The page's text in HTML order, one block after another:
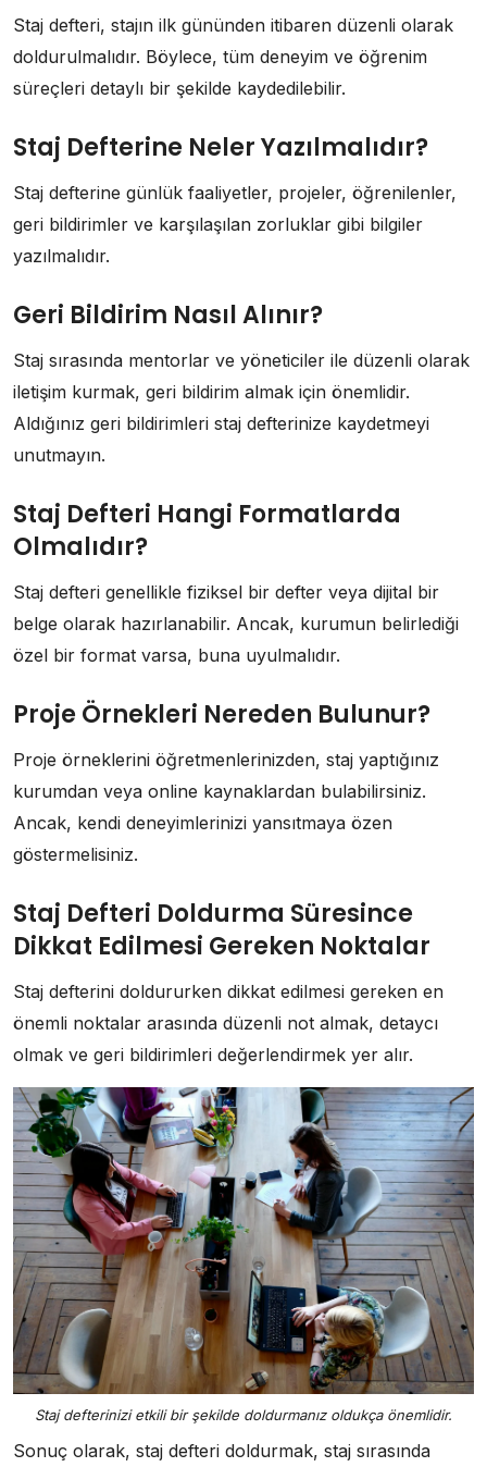
Staj defteri, stajın ilk gününden itibaren düzenli olarak
doldurulmalıdır. Böylece, tüm deneyim ve öğrenim
süreçleri detaylı bir şekilde kaydedilebilir.
Staj Defterine Neler Yazılmalıdır?
Staj defterine günlük faaliyetler, projeler, öğrenilenler,
geri bildirimler ve karşılaşılan zorluklar gibi bilgiler
yazılmalıdır.
Geri Bildirim Nasıl Alınır?
Staj sırasında mentorlar ve yöneticiler ile düzenli olarak
iletişim kurmak, geri bildirim almak için önemlidir.
Aldığınız geri bildirimleri staj defterinize kaydetmeyi
unutmayın.
Staj Defteri Hangi Formatlarda
Olmalıdır?
Staj defteri genellikle fiziksel bir defter veya dijital bir
belge olarak hazırlanabilir. Ancak, kurumun belirlediği
özel bir format varsa, buna uyulmalıdır.
Proje Örnekleri Nereden Bulunur?
Proje örneklerini öğretmenlerinizden, staj yaptığınız
kurumdan veya online kaynaklardan bulabilirsiniz.
Ancak, kendi deneyimlerinizi yansıtmaya özen
göstermelisiniz.
Staj Defteri Doldurma Süresince
Dikkat Edilmesi Gereken Noktalar
Staj defterini doldururken dikkat edilmesi gereken en
önemli noktalar arasında düzenli not almak, detaycı
olmak ve geri bildirimleri değerlendirmek yer alır.
Staj defterinizi etkili bir şekilde doldurmanız oldukça önemlidir.
Sonuç olarak, staj defteri doldurmak, staj sırasında